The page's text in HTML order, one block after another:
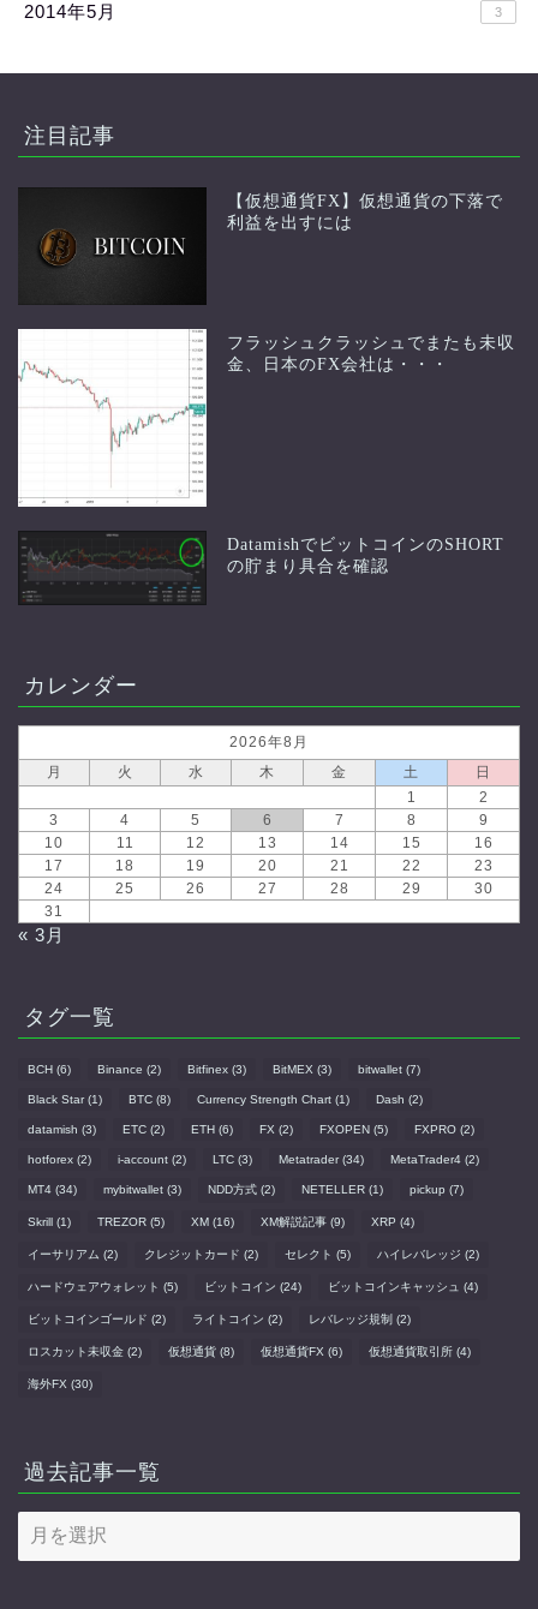
2014年5月 3
注目記事
【仮想通貨FX】仮想通貨の下落で
利益を出すには
フラッシュクラッシュでまたも未収
金、日本のFX会社は・・・
DatamishでビットコインのSHORT
の貯まり具合を確認
カレンダー
2026年8月
月
火 水 木 金 土
日
1
2
3
4 5 6 7 8
9
10
11 12 13 14 15
16
17
18 19 20 21 22
23
24
25 26 27 28 29
30
31
« 3月
タグ一覧
BCH (6) Binance (2) Bitfinex (3) BitMEX (3) bitwallet (7)
Black Star(1) BTC (8) Currency Strength Chart (1) Dash (2)
datamish (3) ETC (2) ETH (6) FX (2) FXOPEN (5) FXPRO (2)
hotforex (2) i-account (2) LTC (3) Metatrader(34) MetaTrader4 (2)
MT4 (34) mybitwallet (3) NDD方式 (2) NETELLER (1) pickup (7)
Skrill (1) TREZOR (5) XM (16) XM解説記事 (9) XRP (4)
イーサリアム (2) クレジットカード (2) セレクト (5) ハイレバレッジ (2)
ハードウェアウォレット (5) ビットコイン (24) ビットコインキャッシュ (4)
ビットコインゴールド (2) ライトコイン (2) レバレッジ規制 (2)
ロスカット未収金 (2) 仮想通貨 (8) 仮想通貨FX (6) 仮想通貨取引所 (4)
海外FX (30)
過去記事一覧
過
去